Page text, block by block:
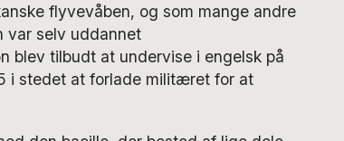
flyvevåben, og som mange andre
var selv uddannet
blev tilbudt at undervise i engelsk på
i stedet at forlade militæret for at